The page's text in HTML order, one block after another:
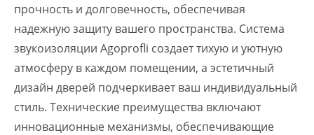
прочность и долговечность, обеспечивая
надежную защиту вашего пространства. Система
звукоизоляции Agoprofli создает тихую и уютную
атмосферу в каждом помещении, а эстетичный
дизайн дверей подчеркивает ваш индивидуальный
стиль. Технические преимущества включают
инновационные механизмы, обеспечивающие